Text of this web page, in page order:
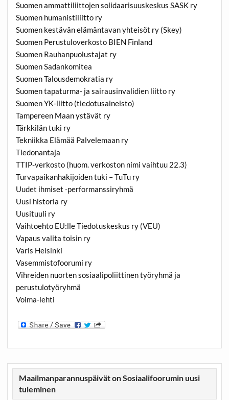
Suomen ammattiliittojen solidaarisuuskeskus SASK ry
Suomen humanistiliitto ry
Suomen kestävän elämäntavan yhteisöt ry (Skey)
Suomen Perustuloverkosto BIEN Finland
Suomen Rauhanpuolustajat ry
Suomen Sadankomitea
Suomen Talousdemokratia ry
Suomen tapaturma- ja sairausinvalidien liitto ry
Suomen YK-liitto (tiedotusaineisto)
Tampereen Maan ystävät ry
Tärkkilän tuki ry
Tekniikka Elämää Palvelemaan ry
Tiedonantaja
TTIP-verkosto (huom. verkoston nimi vaihtuu 22.3)
Turvapaikanhakijoiden tuki – TuTu ry
Uudet ihmiset -performanssiryhmä
Uusi historia ry
Uusituuli ry
Vaihtoehto EU:lle Tiedotuskeskus ry (VEU)
Vapaus valita toisin ry
Varis Helsinki
Vasemmistofoorumi ry
Vihreiden nuorten sosiaalipoliittinen työryhmä ja
perustulotyöryhmä
Voima-lehti
Maailmanparannuspäivät on Sosiaalifoorumin uusi
tuleminen